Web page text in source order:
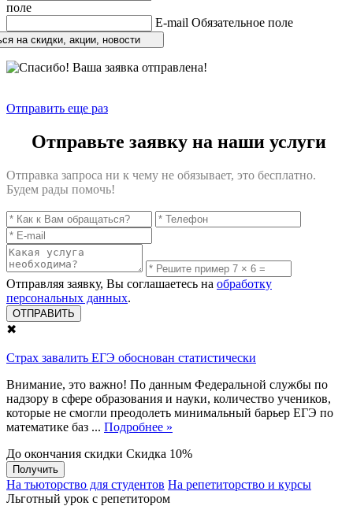
поле
E-mail Обязательное поле
на скидки, акции, новости
Отправить еще раз
Отправьте заявку на наши услуги
Отправка запроса ни к чему не обязывает, это бесплатно.
Будем рады помочь!
Отправляя заявку, Вы соглашаетесь на обработку
персональных данных.
✖
Страх завалить ЕГЭ обоснован статистически
Внимание, это важно! По данным Федеральной службы по
надзору в сфере образования и науки, количество учеников,
которые не смогли преодолеть минимальный барьер ЕГЭ по
математике баз ... Подробнее »
До окончания скидки Скидка 10%
Получить
На тьюторство для студентов На репетиторство и курсы
Льготный урок с репетитором